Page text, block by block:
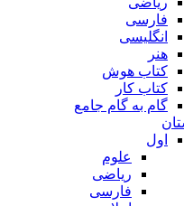
فارسی
انگلیسی
هنر
کتاب هوش
کتاب کار
گام به گام جامع
اول
علوم
ریاضی
فارسی